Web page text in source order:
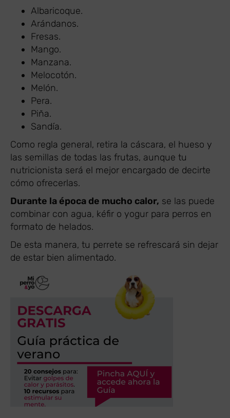
Albaricoque.
Arándanos.
Fresas.
Mango.
Manzana.
Melocotón.
Melón.
Pera.
Piña.
Sandía.
Como regla general, retira la cáscara, el hueso y
las semillas de todas las frutas, aunque tu
nutricionista será el mejor encargado de decirte
cómo ofrecerlas.
Durante la época de mucho calor, se las puede
combinar con agua, kéfir o yogur para perros en
formato de helados.
De esta manera, tu perrete se refrescará sin dejar
de estar bien alimentado.